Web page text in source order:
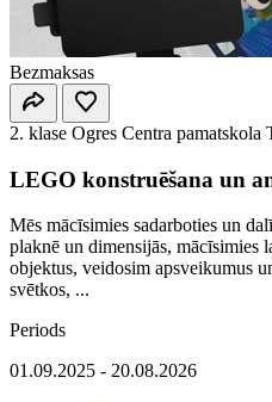
Bezmaksas
2. klase Ogres Centra pamatskola
LEGO konstruēšana un
Mēs mācīsimies sadarboties un
plaknē un dimensijās, mācīsimies
objektus, veidosim apsveikumus
svētkos, ...
Periods
01.09.2025 - 20.08.2026